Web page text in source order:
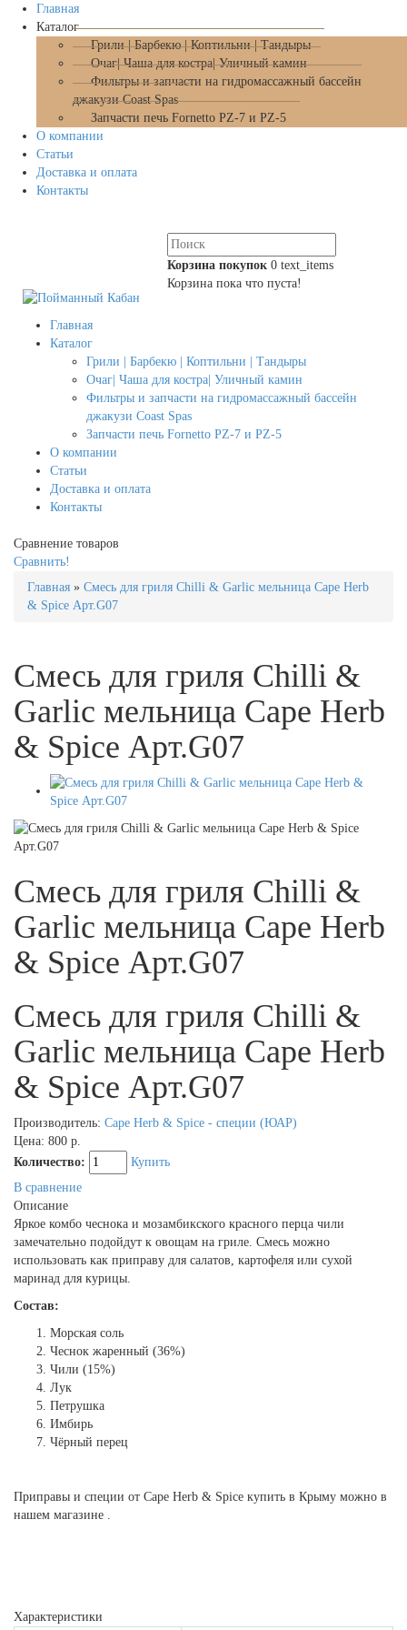
Главная
Каталог
Грили | Барбекю | Коптильни | Тандыры
Очаг| Чаша для костра| Уличный камин
Фильтры и запчасти на гидромассажный бассейн
джакузи Coast Spas
Запчасти печь Fornetto PZ-7 и PZ-5
О компании
Статьи
Доставка и оплата
Контакты
Корзина покупок 0 text_items
Корзина пока что пуста!
Главная
Каталог
Грили | Барбекю | Коптильни | Тандыры
Очаг| Чаша для костра| Уличный камин
Фильтры и запчасти на гидромассажный бассейн
джакузи Coast Spas
Запчасти печь Fornetto PZ-7 и PZ-5
О компании
Статьи
Доставка и оплата
Контакты
Сравнение товаров
Сравнить!
Главная » Смесь для гриля Chilli & Garlic мельница Cape Herb
& Spice Арт.G07
Смесь для гриля Chilli &
Garlic мельница Cape Herb
& Spice Арт.G07
Смесь для гриля Chilli &
Garlic мельница Cape Herb
& Spice Арт.G07
Смесь для гриля Chilli &
Garlic мельница Cape Herb
& Spice Арт.G07
Производитель: Cape Herb & Spice - специи (ЮАР)
Цена: 800 р.
Количество:
Купить
В сравнение
Описание
Яркое комбо чеснока и мозамбикского красного перца чили
замечательно подойдут к овощам на гриле. Смесь можно
использовать как приправу для салатов, картофеля или сухой
маринад для курицы.
Состав:
Морская соль
Чеснок жаренный (36%)
Чили (15%)
Лук
Петрушка
Имбирь
Чёрный перец
Приправы и специи от Cape Herb & Spice купить в Крыму можно в
нашем магазине .
Характеристики